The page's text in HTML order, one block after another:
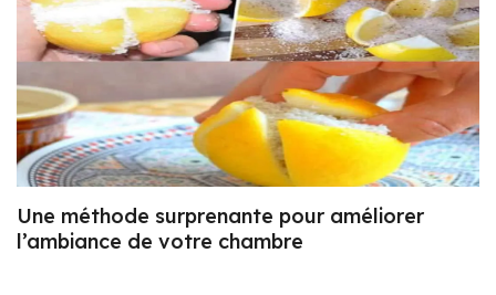
Une méthode surprenante pour améliorer
l’ambiance de votre chambre